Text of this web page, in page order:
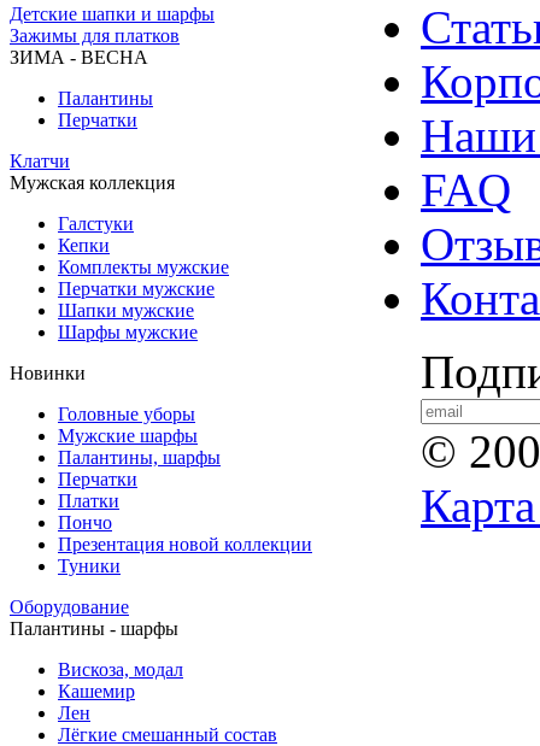
Детские шапки и шарфы
Зажимы для платков
ЗИМА - ВЕСНА
Палантины
Перчатки
Клатчи
Мужская коллекция
Галстуки
Кепки
Комплекты мужские
Перчатки мужские
Шапки мужские
Шарфы мужские
Новинки
Головные уборы
Мужские шарфы
Палантины, шарфы
Перчатки
Платки
Пончо
Презентация новой коллекции
Туники
Оборудование
Палантины - шарфы
Вискоза, модал
Кашемир
Лен
Лёгкие смешанный состав
Наши
FAQ
©